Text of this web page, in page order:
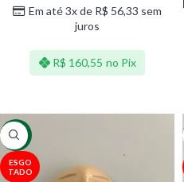
Em até 3x de R$ 56,33 sem
juros
R$ 160,55 no Pix
-10%
ESGO
TADO